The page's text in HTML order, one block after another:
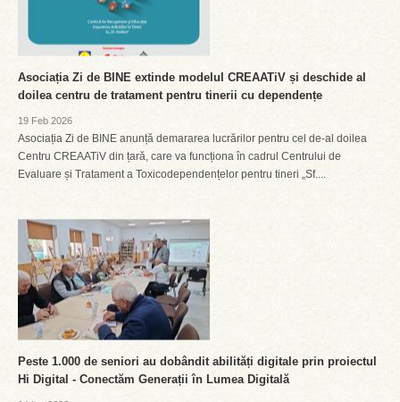
Asociația Zi de BINE extinde modelul CREAATiV și deschide al
doilea centru de tratament pentru tinerii cu dependențe
19 Feb 2026
Asociația Zi de BINE anunță demararea lucrărilor pentru cel de-al doilea
Centru CREAATiV din țară, care va funcționa în cadrul Centrului de
Evaluare și Tratament a Toxicodependențelor pentru tineri „Sf....
Peste 1.000 de seniori au dobândit abilități digitale prin proiectul
Hi Digital - Conectăm Generații în Lumea Digitală